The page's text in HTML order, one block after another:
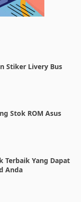
Stiker Livery Bus
Stok ROM Asus
Terbaik Yang Dapat
Anda